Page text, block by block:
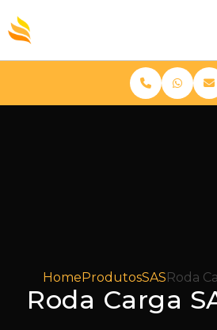
HomeProdutosSASRoda
Roda Carga